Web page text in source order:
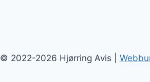
© 2022-2026 Hjørring Avis |